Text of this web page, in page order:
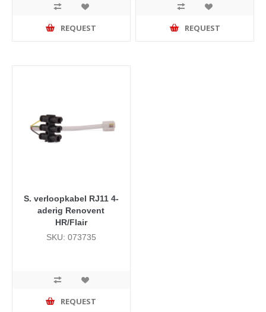
REQUEST REQUEST
S. verloopkabel RJ11 4-
aderig Renovent
HR/Flair
SKU: 073735
REQUEST